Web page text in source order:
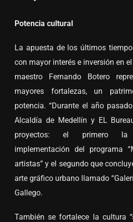
Potencia cultural
La apuesta de los últimos
con mayor interés e inversión en
maestro Fernando Botero
mayores fortalezas, un
potencia. “Durante el año
Alcaldía de Medellín y EL
proyectos: el primero la
implementación del programa
artistas” y el segundo que
arte gráfico urbano llamado
Gallego.
También se fortalece la cultura